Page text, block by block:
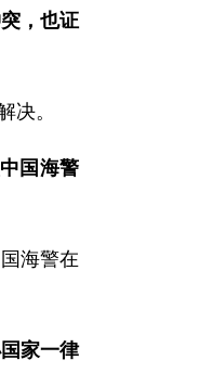
，也证
决。
国海警
海警在
家一律